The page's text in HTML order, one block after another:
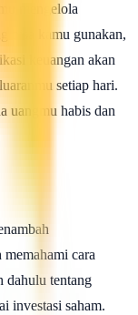
mengelola
bisa kamu gunakan,
keuangan akan
setiap hari.
uangmu habis dan
cara
dahulu tentang
investasi saham.